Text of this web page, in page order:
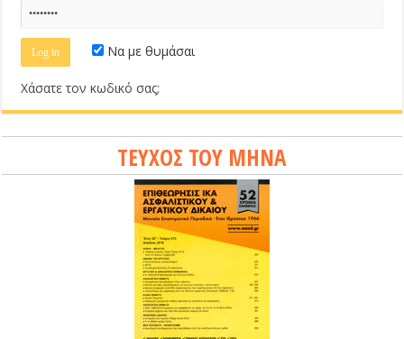
Να με θυμάσαι
Χάσατε τον κωδικό σας;
ΤΕΥΧΟΣ ΤΟΥ ΜΗΝΑ